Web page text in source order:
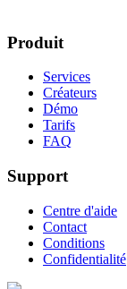
Produit
Services
Créateurs
Démo
Tarifs
FAQ
Support
Centre d'aide
Contact
Conditions
Confidentialité